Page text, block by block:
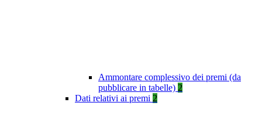
Ammontare complessivo dei premi (da
pubblicare in tabelle) 2
Dati relativi ai premi 2